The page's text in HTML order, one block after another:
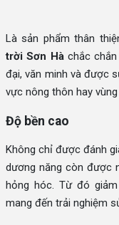
Là sản phẩm thân
trời Sơn Hàchắc chắn
đại, văn minh và được
vực nông thôn hay
Độ bền cao
Không chỉ được đánh
dương năng còn được
hỏng hóc. Từ đó
mang đến trải nghiệm